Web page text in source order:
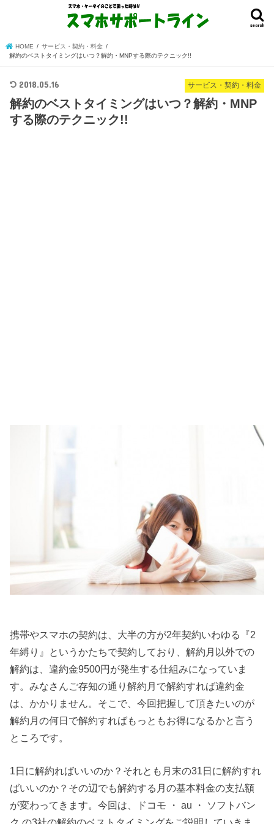
search
HOME
サービス・契約・料金
解約のベストタイミングはいつ？解約・MNPする際のテクニック!!
サービス・契約・料金
2018.05.16
解約のベストタイミングはいつ？解約・MNP
する際のテクニック!!
携帯やスマホの契約は、大半の方が2年契約いわゆる『2
年縛り』というかたちで契約しており、解約月以外での
解約は、違約金9500円が発生する仕組みになっていま
す。みなさんご存知の通り解約月で解約すれば違約金
は、かかりません。そこで、今回把握して頂きたいのが
解約月の何日で解約すればもっともお得になるかと言う
ところです。
1日に解約ればいいのか？それとも月末の31日に解約すれ
ばいいのか？その辺でも解約する月の基本料金の支払額
が変わってきます。今回は、ドコモ ・ au ・ ソフトバン